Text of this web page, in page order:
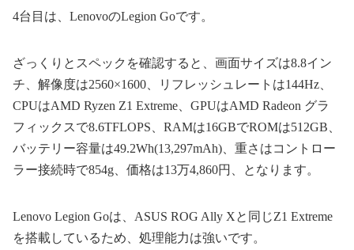
4台目は、LenovoのLegion Goです。
ざっくりとスペックを確認すると、画面サイズは8.8イン
チ、解像度は2560×1600、リフレッシュレートは144Hz、
CPUはAMD Ryzen Z1 Extreme、GPUはAMD Radeon グラ
フィックスで8.6TFLOPS、RAMは16GBでROMは512GB、
バッテリー容量は49.2Wh(13,297mAh)、重さはコントロー
ラー接続時で854g、価格は13万4,860円、となります。
Lenovo Legion Goは、ASUS ROG Ally Xと同じZ1 Extreme
を搭載しているため、処理能力は強いです。